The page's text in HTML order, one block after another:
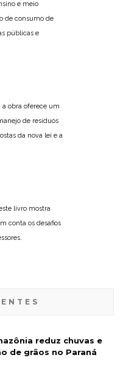
e meio
de consumo de
públicas e
a obra oferece um
de resíduos
da nova lei e a
livro mostra
conta os desafios
reduz chuvas e
de grãos no Paraná